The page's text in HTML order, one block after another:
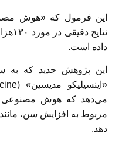
داده است.
این پژوهش جدید که
می‌دهد که هوش مصنوعی
مربوط به افزایش سن،
دهد.